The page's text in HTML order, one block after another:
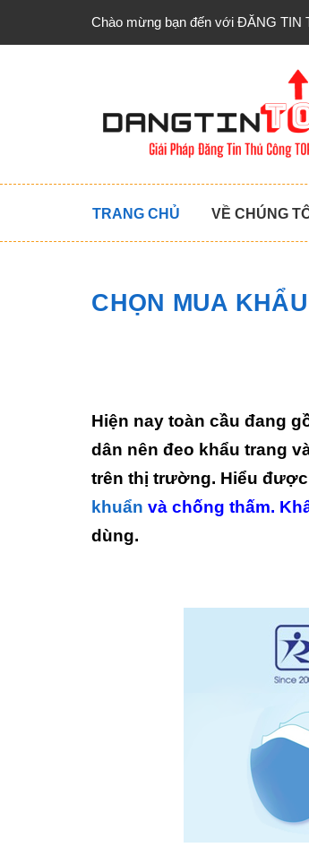
Chào mừng bạn đến với ĐĂNG TIN
TRANG CHỦ VỀ CHÚNG
CHỌN MUA
Hiện nay toàn cầu đang
dân nên đeo khẩu trang
trên thị trường. Hiểu
khuẩn và chống thấm.
dùng.